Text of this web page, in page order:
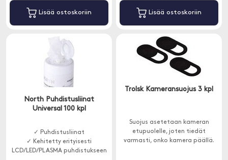
Lisää ostoskoriin Lisää ostoskoriin
North Puhdistusliinat
Universal 100 kpl
✓ Puhdistusliinat
✓ Kehitetty erityisesti
LCD/LED/PLASMA puhdistukseen
Trolsk Kameransuojus 3 kpl
Suojus asetetaan kameran
etupuolelle, joten tiedät
varmasti, onko kamera päällä.